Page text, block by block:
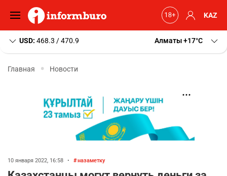
KAZ
USD: 468.3 / 470.9 Алматы+17 C
Главная Новости
10 января 2022, 16:58 • назаметку